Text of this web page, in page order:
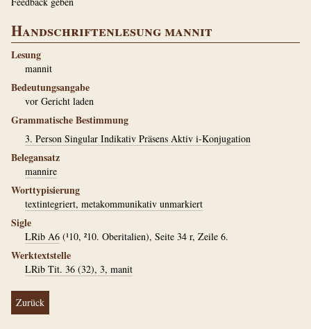
Handschriftenlesung mannit
Lesung
mannit
Bedeutungsangabe
vor Gericht laden
Grammatische Bestimmung
3. Person Singular Indikativ Präsens Aktiv i-Konjugation
Belegansatz
mannire
Worttypisierung
textintegriert, metakommunikativ unmarkiert
Sigle
LRib A6 (¹10, ²10. Oberitalien), Seite 34 r, Zeile 6.
Werktextstelle
LRib Tit. 36 (32), 3, manit
Zurück